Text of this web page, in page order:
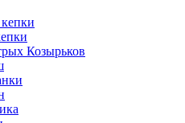
Козырьков